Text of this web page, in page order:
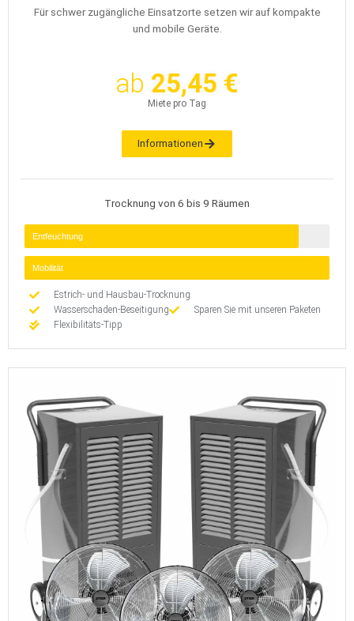
Für schwer zugängliche Einsatzorte setzen wir auf kompakte
und mobile Geräte.
ab 25,45 €
Miete pro Tag
Informationen
Trocknung von 6 bis 9 Räumen
Entfeuchtung
Mobilität
Estrich- und Hausbau-Trocknung
Wasserschaden-Beseitigung
Sparen Sie mit unseren Paketen
Flexibilitäts-Tipp